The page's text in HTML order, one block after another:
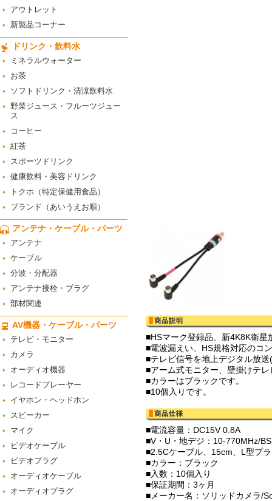
アウトレット
新製品コーナー
ドリンク・飲料水
ミネラルウォーター
お茶
ソフトドリンク・清涼飲料水
野菜ジュース・フルーツジュー
ス
コーヒー
紅茶
スポーツドリンク
健康飲料・美容ドリンク
トクホ（特定保健用食品）
ブランド（あいうえお順）
アンテナ・ケーブル・パーツ
アンテナ
ケーブル
分波・分配器
アンテナ接栓・プラグ
部材関連
AV機器・ケーブル・パーツ
テレビ・モニター
カメラ
オーディオ機器
レコードプレーヤー
イヤホン・ヘッドホン
スピーカー
マイク
ビデオケーブル
ビデオプラグ
オーディオケーブル
オーディオプラグ
■HSマーク登録品、新4K8K衛
■電波漏えい、HS規格対応のコ
■テレビ信号を地上デジタル放
■アーム式モニター、壁掛けテ
■カラーはブラックです。
■10個入りです。
■電流容量：DC15V 0.8A
■V・U・地デジ：10-770MHz/
■2.5Cケーブル、15cm、L型プ
■カラー：ブラック
■入数：10個入り
■保証期間：3ヶ月
■メーカー名：ソリッドカメラ/